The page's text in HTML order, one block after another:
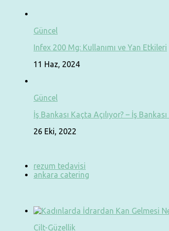
Güncel
Infex 200 Mg: Kullanımı ve Yan Etkileri
11 Haz, 2024
Güncel
İş Bankası Kaçta Açılıyor? – İş Bankası
26 Eki, 2022
rezum tedavisi
ankara catering
Cilt-Güzellik